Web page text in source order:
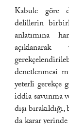
Kabule göre
delillerin
anlatımına
denetlenmesi
yeterli gerekçe
iddia savunma
dışı
da karar